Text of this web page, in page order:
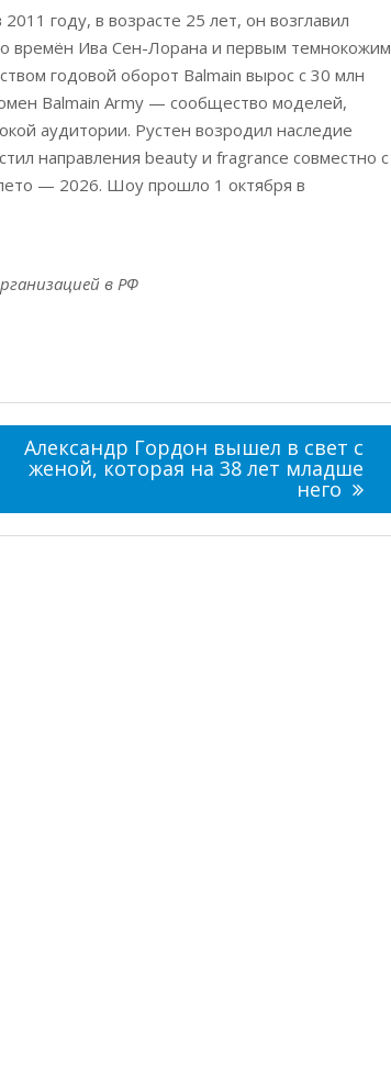
году, в возрасте 25 лет, он возглавил
времён Ива Сен-Лорана и первым темнокожим
годовой оборот Balmain вырос с 30 млн
Balmain Army — сообщество моделей,
аудитории. Рустен возродил наследие
направления beauty и fragrance совместно с
— 2026. Шоу прошло 1 октября в
в РФ
Александр Гордон вышел в свет с
женой, которая на 38 лет младше
него